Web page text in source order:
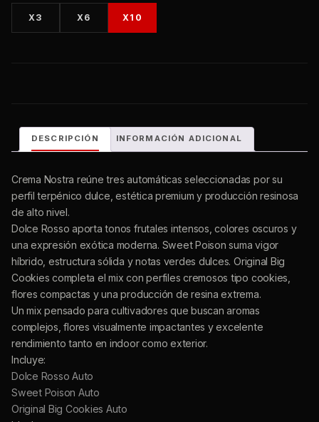
Crema Nostra reúne tres automáticas seleccionadas por su
perfil terpénico dulce, estética premium y producción
Dolce Rosso aporta tonos frutales intensos, colores oscuros y
una expresión exótica moderna. Sweet Poison suma vigor
híbrido, estructura sólida y notas verdes dulces. Original Big
Cookies completa el mix con perfiles cremosos tipo cookies,
flores compactas y una producción de resina extrema.
Un mix pensado para cultivadores que buscan aromas
complejos, flores visualmente impactantes y excelente
rendimiento tanto en indoor como exterior.
Incluye:
Dolce Rosso Auto
Sweet Poison Auto
Original Big Cookies Auto
Ideal para:
Indoor LED
Extracciones